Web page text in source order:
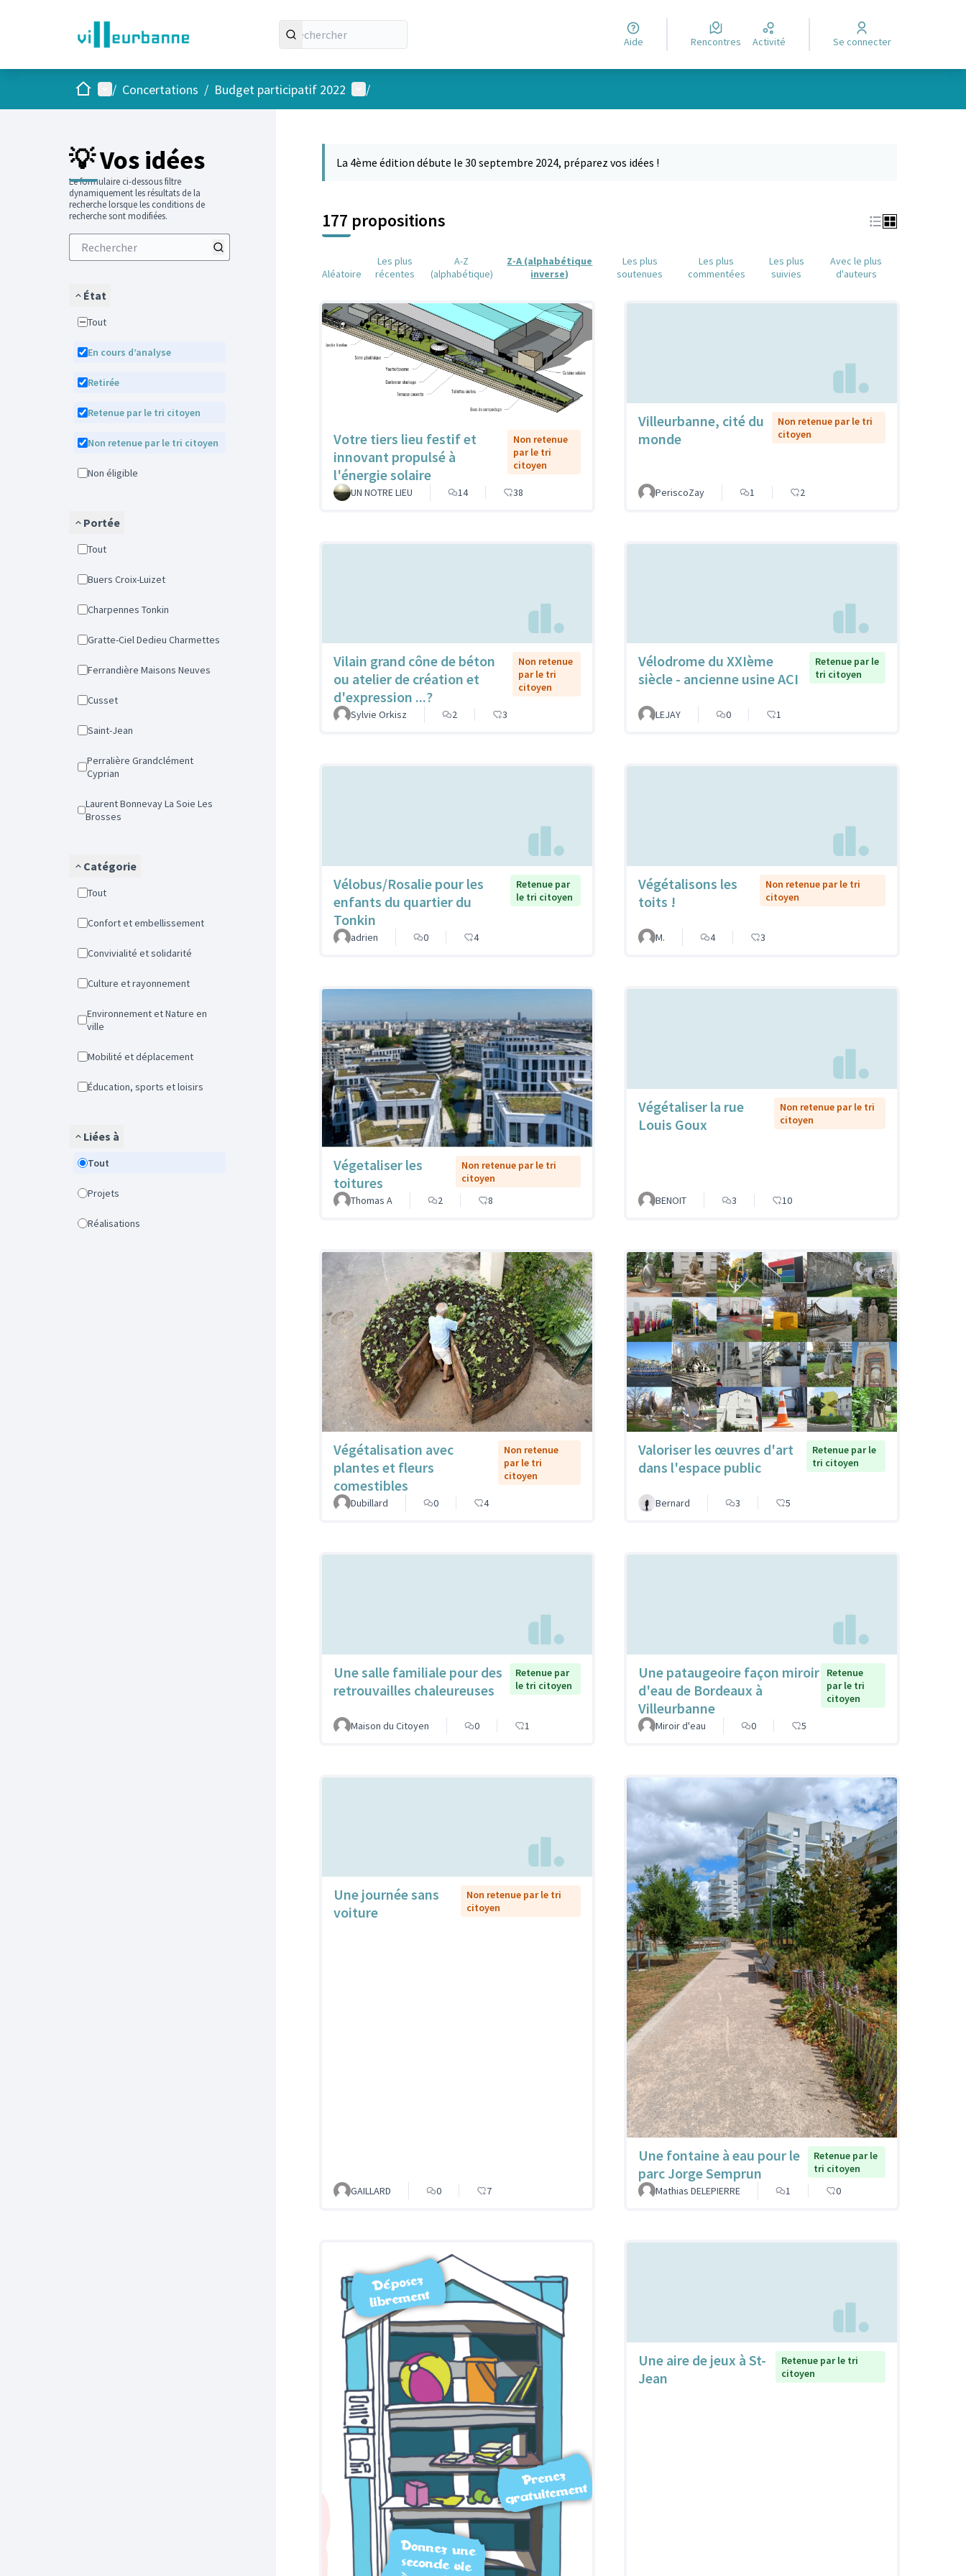
Aide Rencontres Activité Se connecter
AccueilMenu principal
/ Concertations / Budget participatif 2022 Menu utilisateur
/
💡 Vos idées
Le formulaire ci-dessous filtre
dynamiquement les résultats de la
recherche lorsque les conditions de
recherche sont modifiées.
État
Tout
En cours d’analyse
Retirée
Retenue par le tri citoyen
Non retenue par le tri citoyen
Non éligible
Portée
Tout
Buers Croix-Luizet
Charpennes Tonkin
Gratte-Ciel Dedieu Charmettes
Ferrandière Maisons Neuves
Cusset
Saint-Jean
Perralière Grandclément
Cyprian
Laurent Bonnevay La Soie Les
Brosses
Catégorie
Tout
Confort et embellissement
Convivialité et solidarité
Culture et rayonnement
Environnement et Nature en
ville
Mobilité et déplacement
Éducation, sports et loisirs
Liées à
Tout
Projets
Réalisations
La 4ème édition débute le 30 septembre 2024, préparez vos idées !
177 propositions
Aléatoire
Les plus
récentes
A-Z
(alphabétique)
Z-A (alphabétique
inverse)
Les plus
soutenues
Les plus
commentées
Les plus
suivies
Avec le plus
d'auteurs
Votre tiers lieu festif et
innovant propulsé à
l'énergie solaire
Non retenue
par le tri
citoyen
UN NOTRE LIEU 14 38
Villeurbanne, cité du
monde
Non retenue par le tri
citoyen
PeriscoZay 1 2
Vilain grand cône de béton
ou atelier de création et
d'expression ...?
Non retenue
par le tri
citoyen
Sylvie Orkisz 2 3
Vélodrome du XXIème
siècle - ancienne usine ACI
Retenue par le
tri citoyen
LEJAY 0 1
Vélobus/Rosalie pour les
enfants du quartier du
Tonkin
Retenue par
le tri citoyen
adrien 0 4
Végétalisons les
toits !
Non retenue par le tri
citoyen
M. 4 3
Végetaliser les
toitures
Non retenue par le tri
citoyen
Thomas A
2 8
Végétaliser la rue
Louis Goux
Non retenue par le tri
citoyen
BENOIT 3 10
Végétalisation avec
plantes et fleurs
comestibles
Non retenue
par le tri
citoyen
Dubillard 0 4
Valoriser les œuvres d'art
dans l'espace public
Retenue par le
tri citoyen
Bernard 3 5
Une salle familiale pour des
retrouvailles chaleureuses
Retenue par
le tri citoyen
Maison du Citoyen 0 1
Une pataugeoire façon miroir
d'eau de Bordeaux à
Villeurbanne
Retenue
par le tri
citoyen
Miroir d'eau 0 5
Une journée sans
voiture
Non retenue par le tri
citoyen
GAILLARD 0 7
Une fontaine à eau pour le
parc Jorge Semprun
Retenue par le
tri citoyen
Mathias DELEPIERRE
1 0
Une aire de jeux à St-
Jean
Retenue par le tri
citoyen